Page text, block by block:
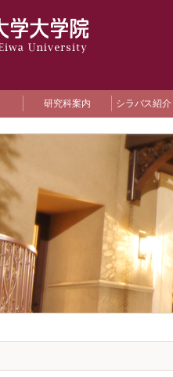
研究科案内 シラバス紹